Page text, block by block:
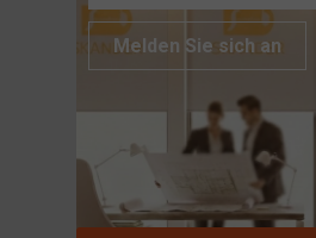
Melden Sie sich an